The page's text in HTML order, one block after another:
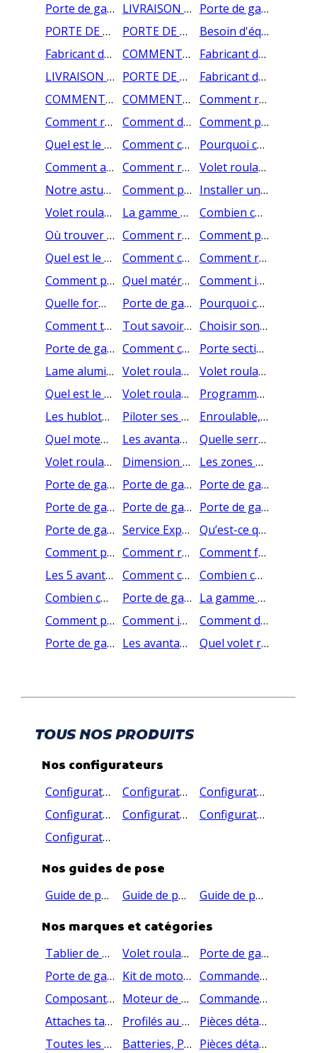
Porte de garage sur mesure en Bourgogne Franche Comté
LIVRAISON DE PORTES DE GARAGE EN BRETAGNE
Porte de garage enroulable ou sectionnelle en Centre Val de Loire
PORTE DE GARAGE EN NORMANDIE
PORTE DE GARAGE EN NOUVELLE-AQUITAINE
Besoin d'équiper votre garage en Occitanie ?
Fabricant de porte de garage en pays de Loire
COMMENT CHANGER UN TABLIER DE VOLET ROULANT ?
Fabricant de porte de garage en Provence Alpes Côtes d'Azur
LIVRAISON DE PORTES DE GARAGE EN ILE DE FRANCE
PORTE DE GARAGE EN HAUTS-DE-FRANCE
Fabricant de porte de garage dans le Grand Est
COMMENT POSER VOTRE VOLET ROULANT TRADITIONNEL
COMMENT ENTRETENIR VOTRE PORTE DE GARAGE SECTIONNELLE ?
Comment régler un moteur Somfy CSI de porte de garage enroulable grâce aux tirettes ?
Comment régler les fins de courses de sa porte de garage enroulable Somfy ?
Comment débrayer manuellement votre porte de garage enroulable motorisée Somfy ?
Comment programmer une télécommande supplémentaire pour votre porte de garage enroulable Somfy ?
Quel est le prix d'une porte de garage sectionnelle sur mesure ?
Comment changer une manivelle de volet roulant ?
Pourquoi choisir un volet roulant à moustiquaire intégrée ?
Comment ajouter une poignée sur mon volet roulant à tirage direct ?
Comment remettre à zéro le volet roulant radio SOMFY RS100 ?
Volet roulant solaire : quelle sera la place du panneau solaire sur mon volet roulant ?
Notre astuce pour bien installer vos volets roulants AMC Production
Comment poser les coulisses de volet roulant ?
Installer une porte sectionnelle sur une ouverture cintrée
Volet roulant manivelle, à tirage direct, à sangle : les différences
La gamme AMC Production de pièces détachées pour porte de garage sectionnelle
Combien coûte un volet roulant manuel : volet roulant à manivelle, à tirage direct, à sangle ?
Où trouver les accessoires de ma commande AMC Production ?
Comment reconnaître ses colis si vous avez commandé plusieurs volets roulants chez AMC Production ?
Comment programmer une télécommande pour votre porte de garage sectionnelle AMC Production ?
Quel est le prix d'une porte de garage enroulable sur mesure ? Quel budget prévoir ?
Comment changer une lame de votre porte de garage enroulable ?
Comment remettre à zéro le moteur RS100 Solar IO Somfy ?
Comment programmer le volet roulant solaire RS100 Solar IO Somfy ?
Quel matériau choisir pour votre porte de garage sectionnelle ?
Comment installer la sangle d'un volet roulant à sangle ?
Quelle forme et taille de caisson de volet roulant choisir ?
Porte de garage motorisée : que faire en cas de coupure de courant ?
Pourquoi choisir une porte sectionnelle pour son garage ?
Comment tendre ou retendre le ressort d'un volet roulant à tirage direct ?
Tout savoir sur le volet roulant radio SOMFY RS100 !
Choisir son type de porte garage
Porte de garage sectionnelle : que vérifier pour l'installer ?
Comment choisir sa moustiquaire de porte?
Porte sectionnelle prémontée ou en kit prêt à poser : quel est le meilleur choix
Lame aluminium classique ou lame aluminium renforcée : que choisir
Volet roulant moustiquaire intégrée : avantages et inconvénients
Volet roulant aluminium ou volet roulant PVC : lequel choisir
Quel est le prix d'un volet roulant solaire ?
Volet roulant : comment choisir sa motorisation ?
Programmer une télécommande de porte de garage enroulable Cherubini
Les hublots disponibles avec les portes de garage AMC PRODUCTION
Piloter ses volets roulants avec un iPhone
Enroulable, sectionnelle ou coulissante : comment choisir sa porte de garage?
Quel moteur choisir pour sa porte de garage ?
Les avantages et les inconvénients du volet roulant solaire
Quelle serrure choisir pour sa porte de garage?
Volet roulant solaire, volet roulant radio : quelle télécommande choisir ?
Dimension porte de garage sectionnelle et prix porte de garage sectionnelle
Les zones de livraison pour la porte de garage
Porte de garage à Bordeaux
Porte de garage à Montpellier
Porte de garage à Nantes
Porte de garage à Paris
Porte de garage à Rennes
Porte de garage à Toulouse
Porte de garage à Nice
Service Export
Qu’est-ce que la barre de lestage sur mon volet roulant ?
Comment programmer le volet roulant radio SOMFY RS100 ?
Comment régler ma butée de moustiquaire enroulable en cas de dérèglement lors du transport ?
Comment fonctionne une moustiquaire intégrée au volet roulant ?
Les 5 avantages du volet roulant solaire Somfy RS100 Solar io
Comment changer le panneau photovoltaïque de son volet roulant solaire ?
Combien coûte un volet roulant électrique ? Quel budget prévoir ?
Combien coûte un volet roulant radio ? Quel budget prévoir ?
Porte de garage sectionnelle finition - Astuce AMC Production
La gamme de pièces détachées portes de garage enroulables - AMC Production
Comment programmer une nouvelle télécommande pour votre porte de garage sectionnelle Somfy ?
Comment installer votre porte de garage enroulable motorisée Cherubini ?
Comment débrayer manuellement votre porte de garage enroulable motorisée Cherubini ?
Porte de garage enroulable grande dimension : quelle largeur maximale et quel tarif ?
Les avantages de la barre de seuil pour votre porte de garage Quel volet roulant pour porte d'entrée choisir ?
TOUS NOS PRODUITS
Nos configurateurs
Configurateur de volet roulant Configurateur de tablier de volet roulant
Configurateur de porte de garage sectionnelle
Configurateur de porte de garage enroulable
Configurateur de moustiquaire pas cher enroulable
Configurateur de moustiquaire premium enroulable
Configurateur de moustiquaire velux sur mesure
Nos guides de pose
Guide de pose volet roulant Guide de pose tablier volet roulant Guide de pose porte de garage sectionnelle
Nos marques et catégories
Tablier de volet roulant Volet roulant
Porte de garage enroulable
Porte de garage sectionnelle
Kit de motorisation - Motoriser votre porte de garage
Commande de porte de garage sectionnelle
Composant porte de garage sectionnelle
Moteur de volet roulant
Commandes électriques, télécommandes de volet roulant
Attaches tablier, Embouts, Axes - Pièces liées à l'axe
Profilés au ml pour volet roulant
Pièces détachées de volet roulant
Toutes les pièces détachées pour porte de garage sectionnelle
Batteries, Panneaux, Moteurs, Rallonges - Pièces liées au volet roulant SOLAIRE Pièces détachées pour coffre de volet roulant